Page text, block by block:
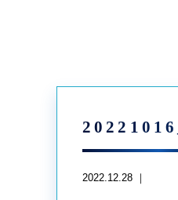
2022.12.28 ｜